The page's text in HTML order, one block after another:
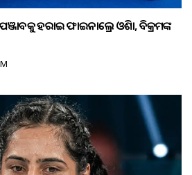
ହରାଇ ଫାଇନାଲ୍ରେ ଓଡ଼ିଶା, ବିକ୍ରମଙ୍କ